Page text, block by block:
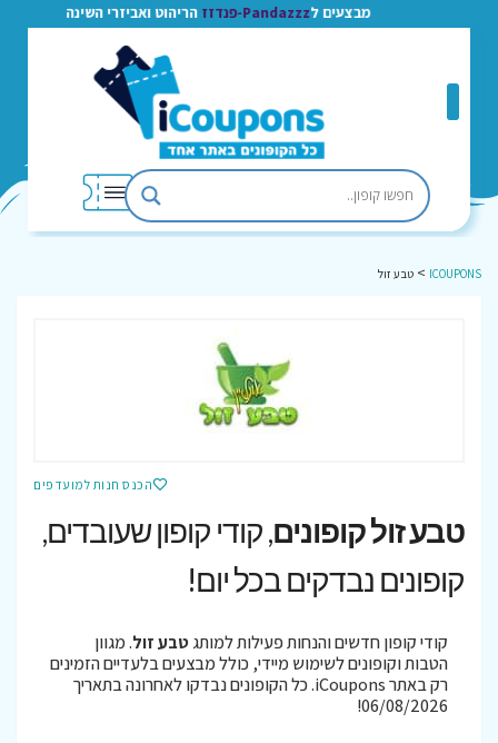
מבצעים ל Pandazzz-פנדזז הריהוט ואביזרי השינה
ICOUPONS
> טבע זול
הכנס חנות למועדפים
טבע זול קופונים, קודי קופון שעובדים,
קופונים נבדקים בכל יום!
קודי קופון חדשים והנחות פעילות למותגטבע זול. מגוון
הטבות וקופונים לשימוש מיידי, כולל מבצעים בלעדיים הזמינים
רק באתר iCoupons. כל הקופונים נבדקו לאחרונה בתאריך
06/08/2026!